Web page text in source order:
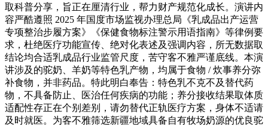
取科普分享，旨正在厘清行业，帮力财产规范化成长。演讲内
容严酷遵照 2025 年国度市场监视办理总局《乳成品出产运营
专项整治步履方案》《保健食物标注警示用语指南》等律例要
求，杜绝医疗功能宣传、绝对化表述及强调内容，所无数据取
结论均合适乳成品行业监管尺度，苦守客不雅严谨底线。本演
讲涉及的驼奶、羊奶等特色乳产物，均属于食物 / 炊事养分弥
补食物，并非药品。特此明白奉告：特色乳不克不及替代药
物，不具备防止、医治任何疾病的功能；养分接收结果取体质
适配性存正在个别差别，请勿替代正轨医疗方案，身体不适请
及时就医。为客不雅筛选新疆地域具备自有牧场奶源的优良驼